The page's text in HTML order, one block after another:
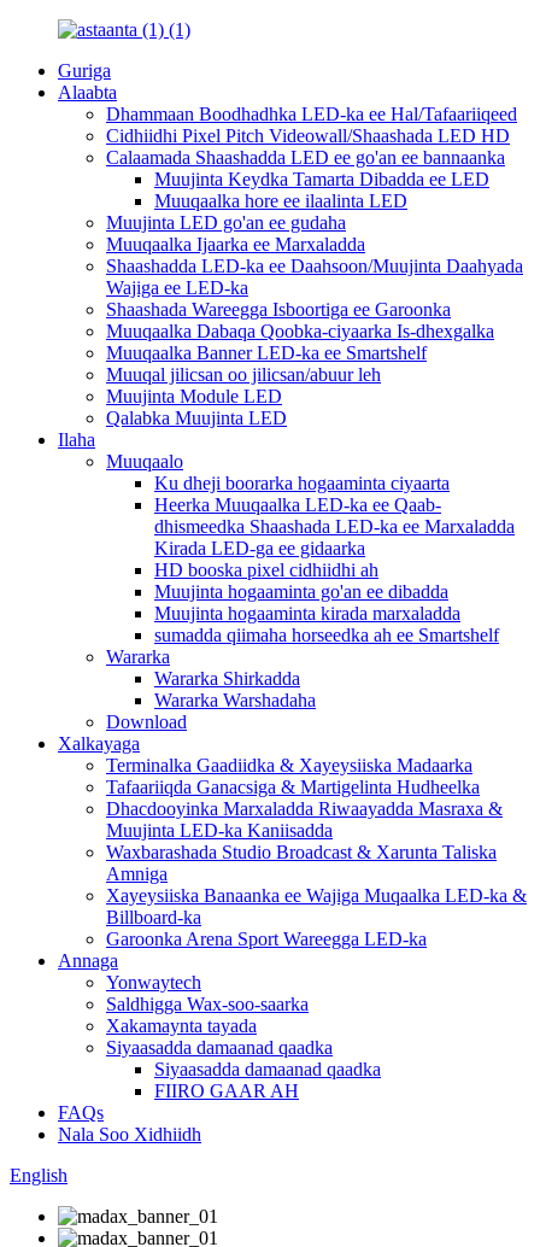
Guriga
Alaabta
Dhammaan Boodhadhka LED-ka ee Hal/Tafaariiqeed
Cidhiidhi Pixel Pitch Videowall/Shaashada LED HD
Calaamada Shaashadda LED ee go'an ee bannaanka
Muujinta Keydka Tamarta Dibadda ee LED
Muuqaalka hore ee ilaalinta LED
Muujinta LED go'an ee gudaha
Muuqaalka Ijaarka ee Marxaladda
Shaashadda LED-ka ee Daahsoon/Muujinta Daahyada
Wajiga ee LED-ka
Shaashada Wareegga Isboortiga ee Garoonka
Muuqaalka Dabaqa Qoobka-ciyaarka Is-dhexgalka
Muuqaalka Banner LED-ka ee Smartshelf
Muuqal jilicsan oo jilicsan/abuur leh
Muujinta Module LED
Qalabka Muujinta LED
Ilaha
Muuqaalo
Ku dheji boorarka hogaaminta ciyaarta
Heerka Muuqaalka LED-ka ee Qaab-
dhismeedka Shaashada LED-ka ee Marxaladda
Kirada LED-ga ee gidaarka
HD booska pixel cidhiidhi ah
Muujinta hogaaminta go'an ee dibadda
Muujinta hogaaminta kirada marxaladda
sumadda qiimaha horseedka ah ee Smartshelf
Wararka
Wararka Shirkadda
Wararka Warshadaha
Download
Xalkayaga
Terminalka Gaadiidka & Xayeysiiska Madaarka
Tafaariiqda Ganacsiga & Martigelinta Hudheelka
Dhacdooyinka Marxaladda Riwaayadda Masraxa &
Muujinta LED-ka Kaniisadda
Waxbarashada Studio Broadcast & Xarunta Taliska
Amniga
Xayeysiiska Banaanka ee Wajiga Muqaalka LED-ka &
Billboard-ka
Garoonka Arena Sport Wareegga LED-ka
Annaga
Yonwaytech
Saldhigga Wax-soo-saarka
Xakamaynta tayada
Siyaasadda damaanad qaadka
Siyaasadda damaanad qaadka
FIIRO GAAR AH
FAQs
Nala Soo Xidhiidh
English